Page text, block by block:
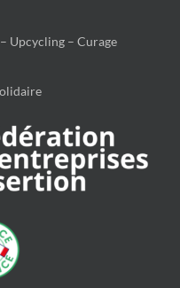
Upcycling – Curage